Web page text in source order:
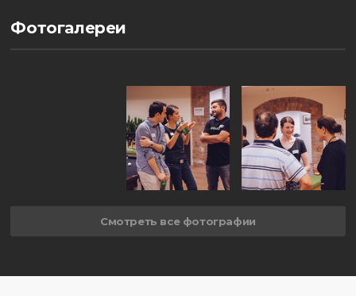
Фотогалереи
Смотреть все фотографии